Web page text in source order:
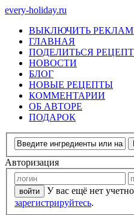
every-holiday.ru
ВЫКЛЮЧИТЬ
ГЛАВНАЯ
ПОДЕЛИТЬСЯ
НОВОСТИ
БЛОГ
НОВЫЕ РЕЦЕПТЫ
КОММЕНТАРИИ
ОБ АВТОРЕ
ПОДАРОК
Авторизация
У вас ещё нет
зарегистрируйтесь.